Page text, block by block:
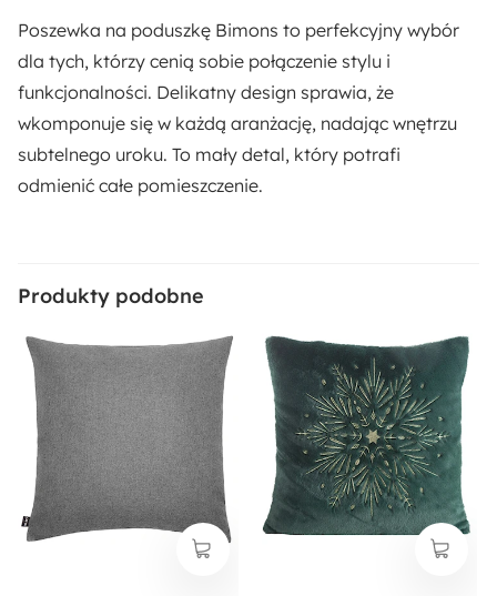
Poszewka na poduszkę Bimons to perfekcyjny wybór
dla tych, którzy cenią sobie połączenie stylu i
funkcjonalności. Delikatny design sprawia, że
wkomponuje się w każdą aranżację, nadając wnętrzu
subtelnego uroku. To mały detal, który potrafi
odmienić całe pomieszczenie.
Produkty podobne